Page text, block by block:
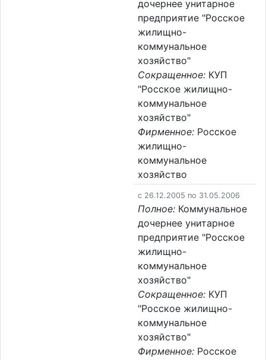
дочернее унитарное
предприятие "Росское
жилищно-
коммунальное
хозяйство"
Сокращенное: КУП
"Росское жилищно-
коммунальное
хозяйство"
Фирменное: Росское
жилищно-
коммунальное
хозяйство
c 26.12.2005 по 31.05.2006
Полное: Коммунальное
дочернее унитарное
предприятие "Росское
жилищно-
коммунальное
хозяйство"
Сокращенное: КУП
"Росское жилищно-
коммунальное
хозяйство"
Фирменное: Росское